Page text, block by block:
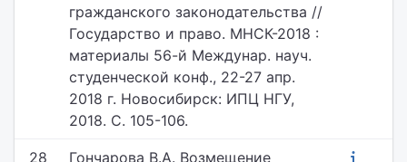
гражданского законодательства //
Государство и право. МНСК-2018 :
материалы 56-й Междунар. науч.
студенческой конф., 22-27 апр.
2018 г. Новосибирск: ИПЦ НГУ,
2018. С. 105-106.
28
Гончарова В.А. Возмещение